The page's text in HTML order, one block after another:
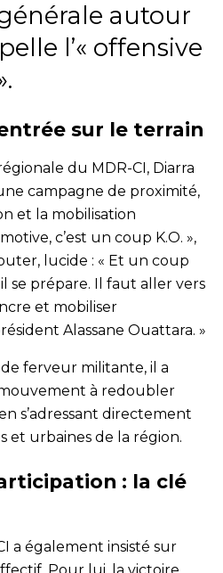
autour
l’« offensive
sur le terrain
du MDR-CI, Diarra
campagne de proximité,
et la mobilisation
c’est un coup K.O. »,
lucide : « Et un coup
se prépare. Il faut aller vers
et mobiliser
Alassane Ouattara. »
ferveur militante, il a
à redoubler
s’adressant directement
et urbaines de la région.
: la clé
a également insisté sur